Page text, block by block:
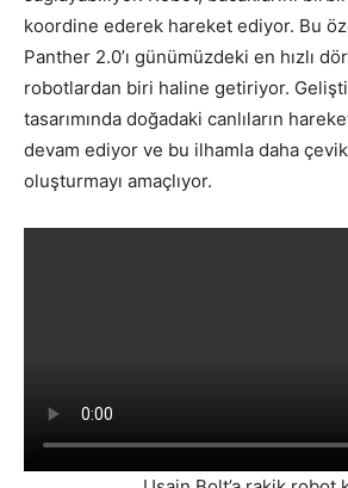
koordine ederek hareket ediyor. Bu
Panther 2.0’ı günümüzdeki en hızlı
robotlardan biri haline getiriyor.
tasarımında doğadaki canlıların
devam ediyor ve bu ilhamla daha çevik
oluşturmayı amaçlıyor.